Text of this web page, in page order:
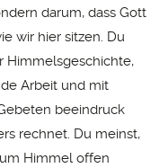
darum, dass Gott
wir hier sitzen. Du
Himmelsgeschichte,
Arbeit und mit
beeindruck
rechnet. Du meinst,
Himmel offen